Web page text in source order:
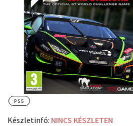
PS5
Készletinfó: NINCS KÉSZLETEN